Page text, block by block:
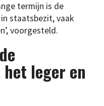
termijn is de
staatsbezit, vaak
voorgesteld.
het leger en